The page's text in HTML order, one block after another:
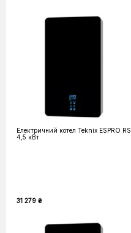
Електричний котел Teknix ESPRO RS
4,5 кВт
31 279 ₴